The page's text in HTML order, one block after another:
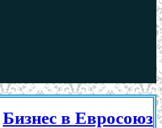
в Евросоюзе,